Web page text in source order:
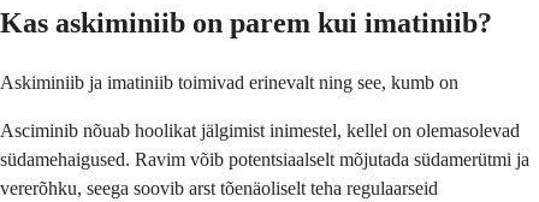
Kas askiminiib on parem kui imatiniib?
Askiminiib ja imatiniib toimivad erinevalt ning see, kumb on
Asciminib nõuab hoolikat jälgimist inimestel, kellel on olemasolevad
südamehaigused. Ravim võib potentsiaalselt mõjutada südamerütmi ja
vererõhku, seega soovib arst tõenäoliselt teha regulaarseid